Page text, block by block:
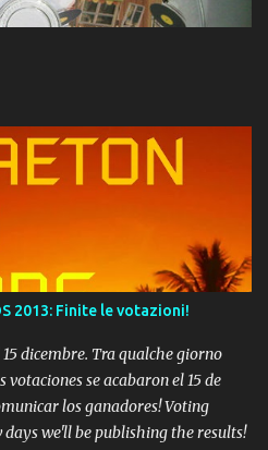
2013: Finite le votazioni!
dicembre. Tra qualche giorno
se acabaron el 15 de
los ganadores! Voting
days we'll be publishing the results!